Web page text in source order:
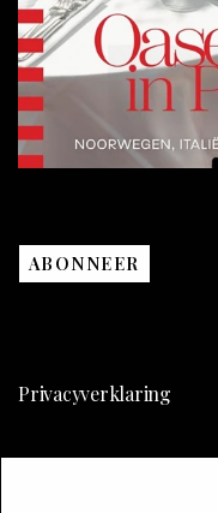
ABONNEER
Privacyverklaring